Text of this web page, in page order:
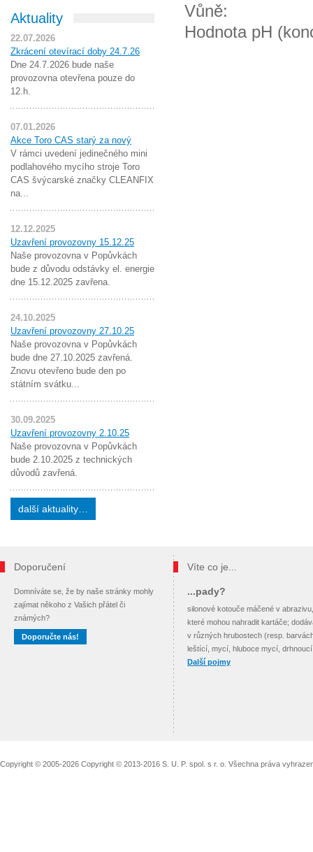
Aktuality
22.07.2026
Zkrácení otevírací doby 24.7.26
Dne 24.7.2026 bude naše
provozovna otevřena pouze do
12.h.
07.01.2026
Akce Toro CAS starý za nový
V rámci uvedení jedinečného mini
podlahového mycího stroje Toro
CAS švýcarské značky CLEANFIX
na...
12.12.2025
Uzavření provozovny 15.12.25
Naše provozovna v Popůvkách
bude z důvodu odstávky el. energie
dne 15.12.2025 zavřena.
24.10.2025
Uzavření provozovny 27.10.25
Naše provozovna v Popůvkách
bude dne 27.10.2025 zavřená.
Znovu otevřeno bude den po
státním svátku...
30.09.2025
Uzavření provozovny 2.10.25
Naše provozovna v Popůvkách
bude 2.10.2025 z technických
důvodů zavřená.
další aktuality…
Vůně:
Hodnota pH
Doporučení
Domníváte se, že by naše stránky mohly
zajímat někoho z Vašich přátel či
známých?
Doporučte nás!
Víte co je...
...pady?
silonové kotouče máčené v abrazivu,
které mohou nahradit kartáče;
v různých hrubostech (resp.
leštící, mycí, hluboce mycí, drhnoucí
Další pojmy
Copyright © 2005-2026 Copyright © 2013-2016 S. U. P. spol. s r. o. Všechna práva